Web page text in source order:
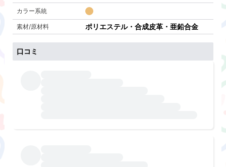
カラー系統
素材/原材料 ポリエステル・合成皮革・亜鉛合金
口コミ